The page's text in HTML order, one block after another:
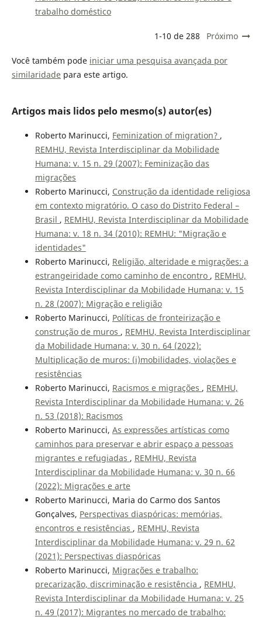
trabalho doméstico
1-10 de 288 Próximo
Você também pode iniciar uma pesquisa avançada por
similaridadepara este artigo.
Artigos mais lidos pelo mesmo(s) autor(es)
Roberto Marinucci, Feminization of migration? ,
REMHU, Revista Interdisciplinar da Mobilidade
Humana: v. 15 n. 29 (2007): Feminização das
migrações
Roberto Marinucci, Construção da identidade religiosa
em contexto migratório. O caso do Distrito Federal –
Brasil , REMHU, Revista Interdisciplinar da Mobilidade
Humana: v. 18 n. 34 (2010): REMHU: "Migração e
identidades"
Roberto Marinucci, Religião, alteridade e migrações: a
estrangeiridade como caminho de encontro , REMHU,
Revista Interdisciplinar da Mobilidade Humana: v. 15
n. 28 (2007): Migração e religião
Roberto Marinucci, Políticas de fronteirização e
construção de muros , REMHU, Revista Interdisciplinar
da Mobilidade Humana: v. 30 n. 64 (2022):
Multiplicação de muros: (i)mobilidades, violações e
resistências
Roberto Marinucci, Racismos e migrações , REMHU,
Revista Interdisciplinar da Mobilidade Humana: v. 26
n. 53 (2018): Racismos
Roberto Marinucci, As expressões artísticas como
caminhos para preservar e abrir espaço a pessoas
migrantes e refugiadas , REMHU, Revista
Interdisciplinar da Mobilidade Humana: v. 30 n. 66
(2022): Migrações e arte
Roberto Marinucci, Maria do Carmo dos Santos
Gonçalves, Perspectivas diaspóricas: memórias,
encontros e resistências , REMHU, Revista
Interdisciplinar da Mobilidade Humana: v. 29 n. 62
(2021): Perspectivas diaspóricas
Roberto Marinucci, Migrações e trabalho:
precarização, discriminação e resistência , REMHU,
Revista Interdisciplinar da Mobilidade Humana: v. 25
n. 49 (2017): Migrantes no mercado de trabalho: